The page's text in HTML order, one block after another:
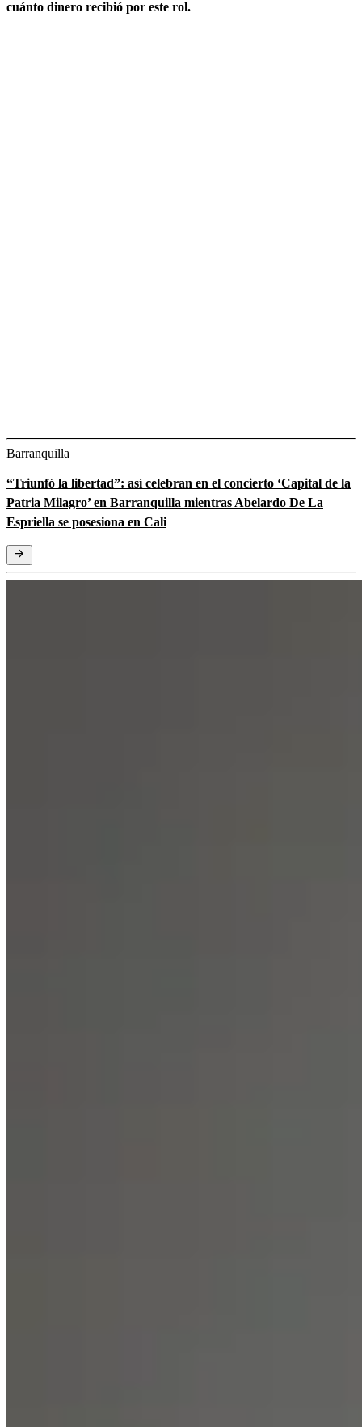
cuánto dinero recibió por este rol.
Barranquilla
“Triunfó la libertad”: así celebran en el concierto ‘Capital de la
Patria Milagro’ en Barranquilla mientras Abelardo De La
Espriella se posesiona en Cali